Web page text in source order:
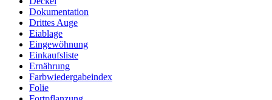
Dokumentation
Drittes Auge
Eiablage
Eingewöhnung
Einkaufsliste
Ernährung
Farbwiedergabeindex
Folie